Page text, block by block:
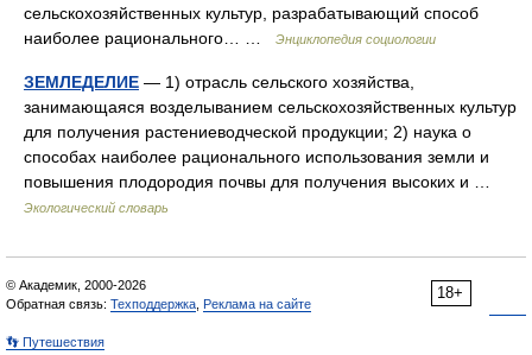
сельскохозяйственных культур, разрабатывающий способ
наиболее рационального… …
Энциклопедия социологии
ЗЕМЛЕДЕЛИЕ — 1) отрасль сельского хозяйства,
занимающаяся возделыванием сельскохозяйственных культур
для получения растениеводческой продукции; 2) наука о
способах наиболее рационального использования земли и
повышения плодородия почвы для получения высоких и …
Экологический словарь
18+
© Академик, 2000-2026
Обратная связь: Техподдержка Реклама на сайте
👣 Путешествия